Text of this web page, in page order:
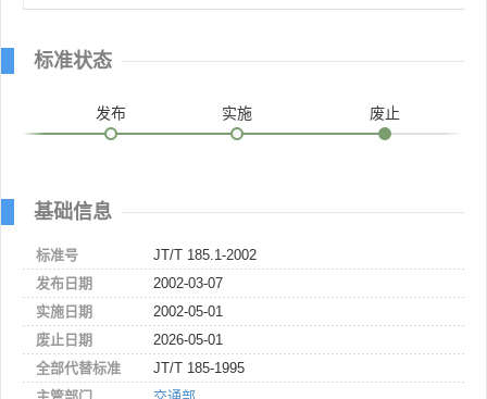
标准状态
发布 实施 废止
基础信息
标准号
JT/T 185.1-2002
发布日期
2002-03-07
实施日期
2002-05-01
废止日期
2026-05-01
全部代替标准
JT/T 185-1995